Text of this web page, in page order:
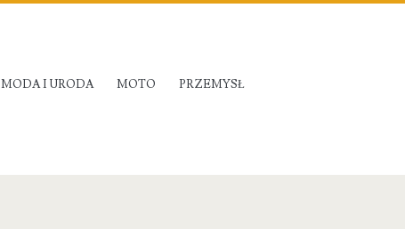
MODA I URODA MOTO PRZEMYSŁ